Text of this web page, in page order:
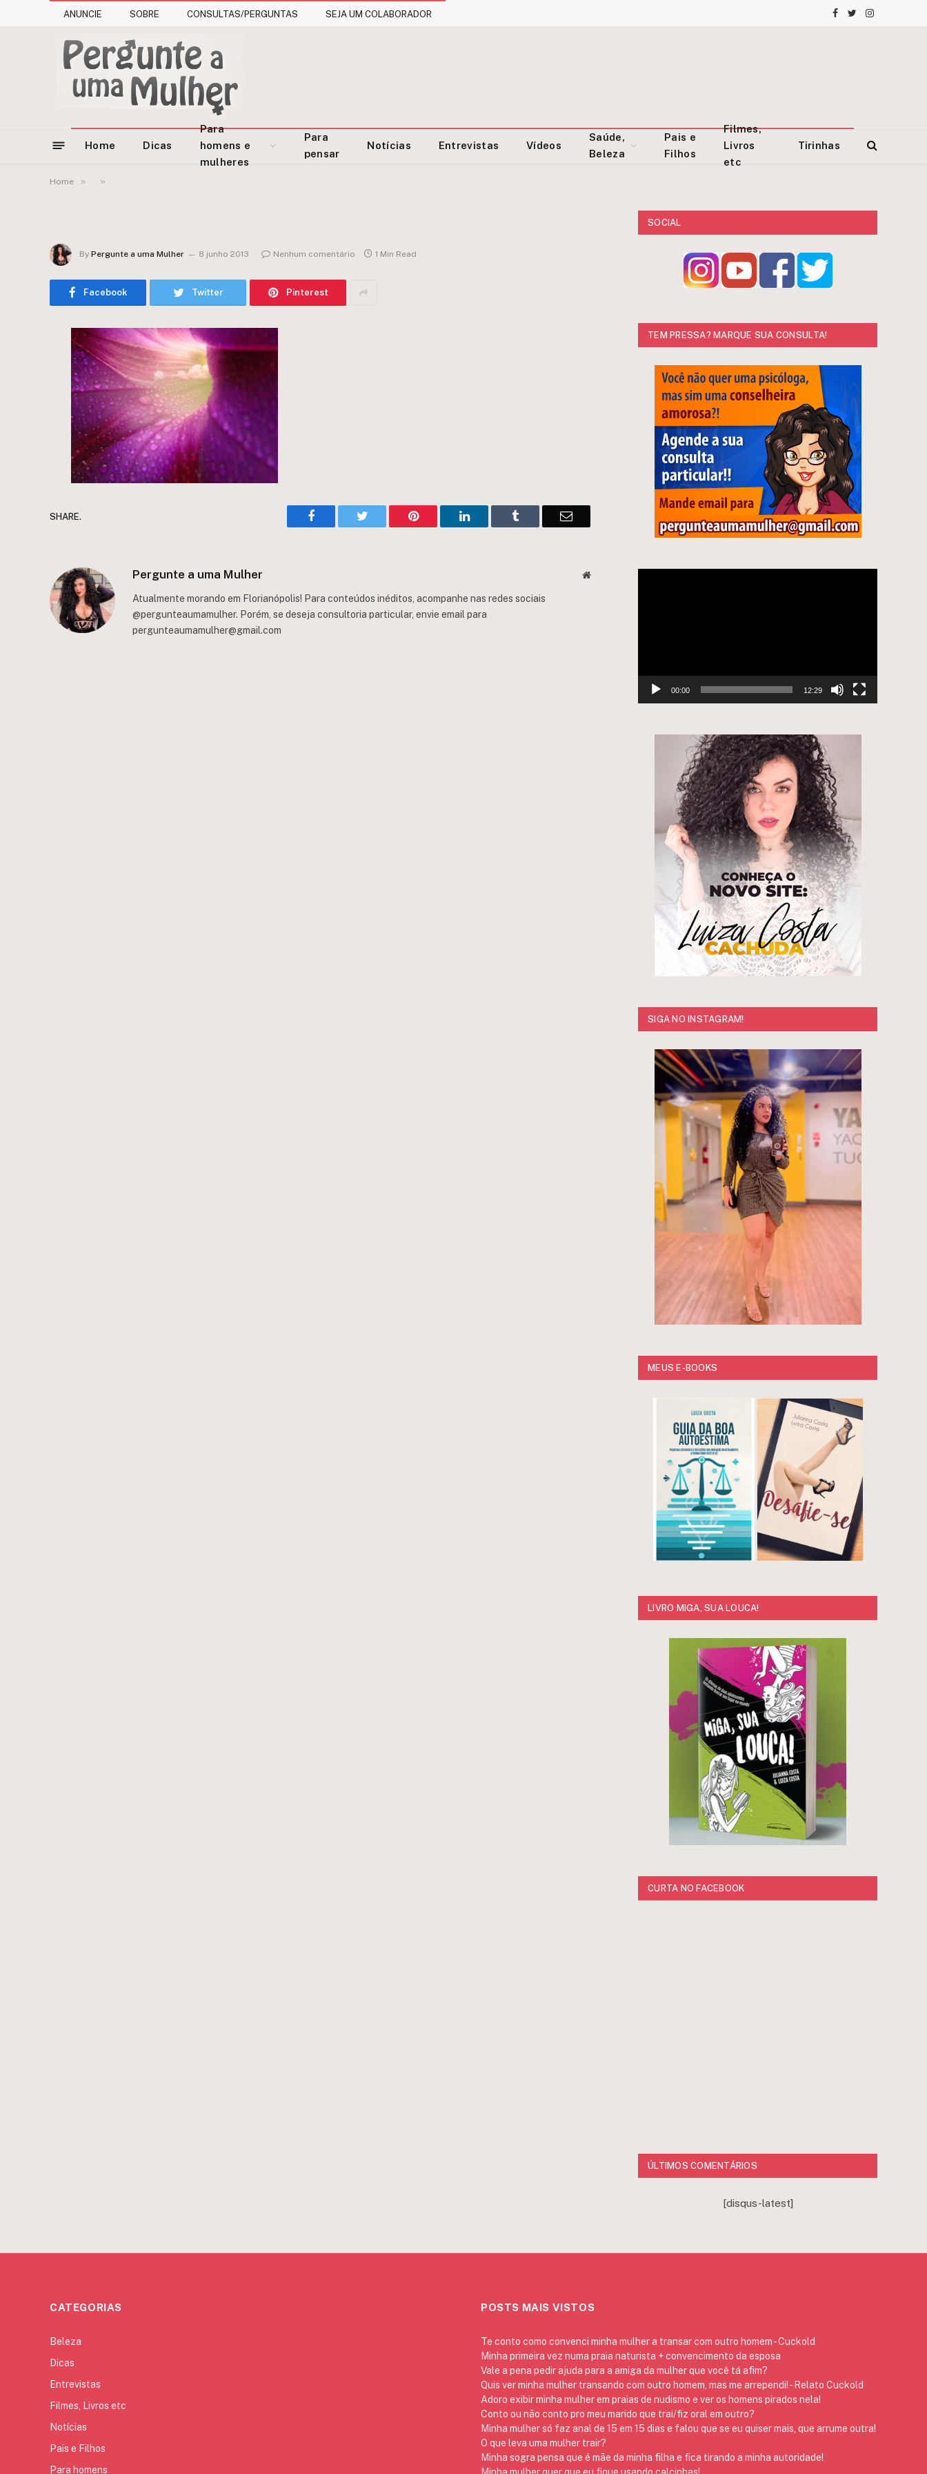
ANUNCIE SOBRE CONSULTAS/PERGUNTAS SEJA UM COLABORADOR Facebook
TwitterInstagram
Home Dicas
Para
homens e
mulheres
Para
pensar
Notícias Entrevistas Vídeos
Saúde,
Beleza
Pais e
Filhos
Filmes,
Livros
etc
Tirinhas
Home » »
By Pergunte a uma Mulher 8 junho 2013 Nenhum comentário 1 Min Read
Facebook Twitter Pinterest
SHARE. Facebook Twitter Pinterest LinkedIn Tumblr Email
Pergunte a uma Mulher Website
Atualmente morando em Florianópolis! Para conteúdos inéditos, acompanhe nas redes sociais
@pergunteaumamulher. Porém, se deseja consultoria particular, envie email para
pergunteaumamulher@gmail.com
SOCIAL
TEM PRESSA? MARQUE SUA CONSULTA!
00:00 12:29
SIGA NO INSTAGRAM!
MEUS E-BOOKS
LIVRO MIGA, SUA LOUCA!
CURTA NO FACEBOOK
ÚLTIMOS COMENTÁRIOS
[disqus-latest]
CATEGORIAS
Beleza
Dicas
Entrevistas
Filmes, Livros etc
Notícias
Pais e Filhos
Para homens
POSTS MAIS VISTOS
Te conto como convenci minha mulher a transar com outro homem - Cuckold
Minha primeira vez numa praia naturista + convencimento da esposa
Vale a pena pedir ajuda para a amiga da mulher que você tá afim?
Quis ver minha mulher transando com outro homem, mas me arrependi! - Relato Cuckold
Adoro exibir minha mulher em praias de nudismo e ver os homens pirados nela!
Conto ou não conto pro meu marido que trai/fiz oral em outro?
Minha mulher só faz anal de 15 em 15 dias e falou que se eu quiser mais, que arrume outra!
O que leva uma mulher trair?
Minha sogra pensa que é mãe da minha filha e fica tirando a minha autoridade!
Minha mulher quer que eu fique usando calcinhas!